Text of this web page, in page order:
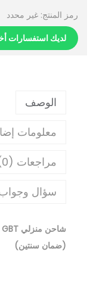
رمز المنتج: غير محدد
لديك استفسارات
الوصف
معلومات
مراجعات (0)
سؤال
(ضمان سنتين)